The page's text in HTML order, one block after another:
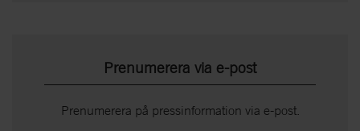
Prenumerera via e-post
Prenumerera på pressinformation via e-post.